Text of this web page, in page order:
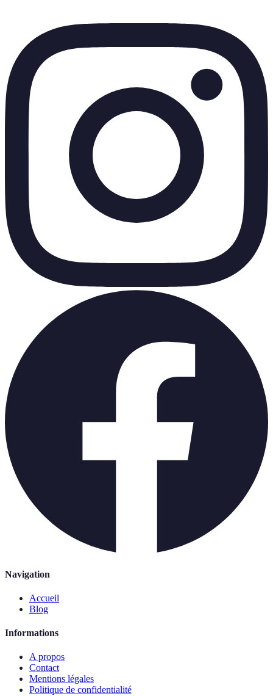
Navigation
Accueil
Blog
Informations
A propos
Contact
Mentions légales
Politique de confidentialité